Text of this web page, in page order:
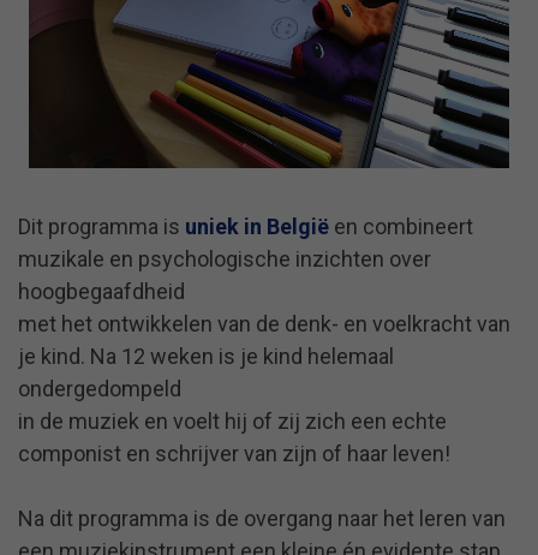
Dit programma is uniek in België en combineert
muzikale en psychologische inzichten over
hoogbegaafdheid
met het ontwikkelen van de denk- en voelkracht van
je kind. Na 12 weken is je kind helemaal
ondergedompeld
in de muziek en voelt hij of zij zich een echte
componist en schrijver van zijn of haar leven!
Na dit programma is de overgang naar het leren van